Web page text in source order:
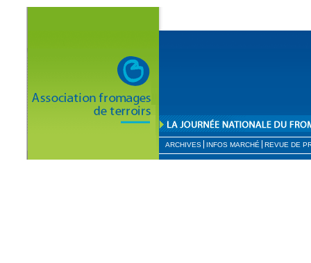
ARCHIVES INFOS MARCHÉ REVUE DE